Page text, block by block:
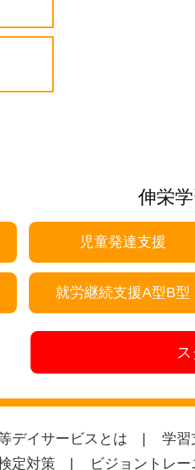
伸栄
児童発達支援
就労継続支援A型B型
デイサービスとは 学習
定対策 ビジョントレ